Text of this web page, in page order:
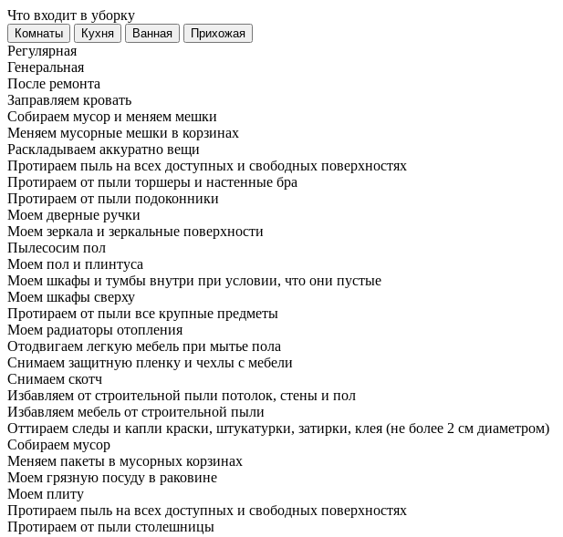
Что входит в уборку
Регу­лярная
Гене­ральная
После ремонта
Заправляем кровать
Собираем мусор и меняем мешки
Меняем мусорные мешки в корзинах
Раскладываем аккуратно вещи
Протираем пыль на всех доступных и свободных поверхностях
Протираем от пыли торшеры и настенные бра
Протираем от пыли подоконники
Моем дверные ручки
Моем зеркала и зеркальные поверхности
Пылесосим пол
Моем пол и плинтуса
Моем шкафы и тумбы внутри при условии, что они пустые
Моем шкафы сверху
Протираем от пыли все крупные предметы
Моем радиаторы отопления
Отодвигаем легкую мебель при мытье пола
Снимаем защитную пленку и чехлы с мебели
Снимаем скотч
Избавляем от строительной пыли потолок, стены и пол
Избавляем мебель от строительной пыли
Оттираем следы и капли краски, штукатурки, затирки, клея (не более 2 см диаметром)
Собираем мусор
Меняем пакеты в мусорных корзинах
Моем грязную посуду в раковине
Моем плиту
Протираем пыль на всех доступных и свободных поверхностях
Протираем от пыли столешницы